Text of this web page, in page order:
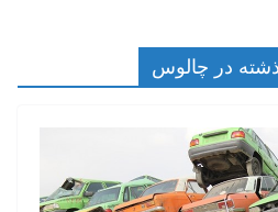
در چالوس